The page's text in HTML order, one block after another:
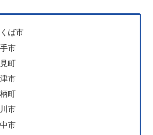
ば市
市
町
市
町
市
市